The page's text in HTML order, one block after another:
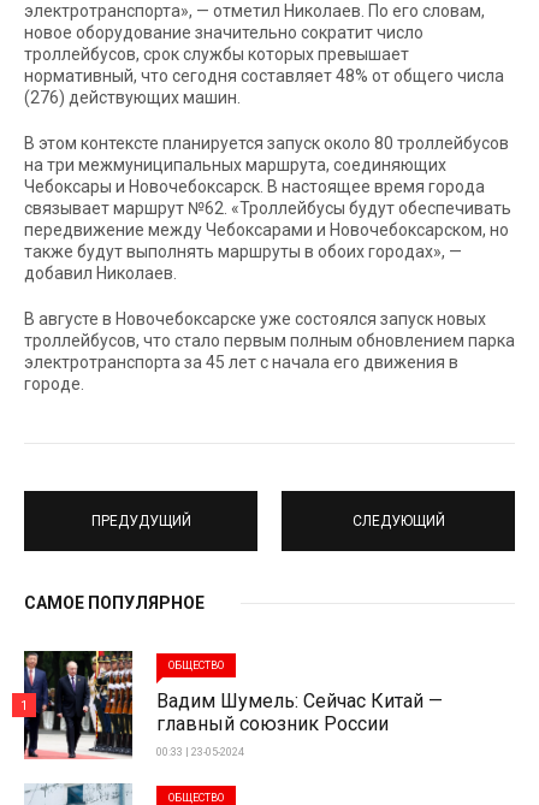
электротранспорта», — отметил Николаев. По его словам,
новое оборудование значительно сократит число
троллейбусов, срок службы которых превышает
нормативный, что сегодня составляет 48% от общего числа
(276) действующих машин.
В этом контексте планируется запуск около 80 троллейбусов
на три межмуниципальных маршрута, соединяющих
Чебоксары и Новочебоксарск. В настоящее время города
связывает маршрут №62. «Троллейбусы будут обеспечивать
передвижение между Чебоксарами и Новочебоксарском, но
также будут выполнять маршруты в обоих городах», —
добавил Николаев.
В августе в Новочебоксарске уже состоялся запуск новых
троллейбусов, что стало первым полным обновлением парка
электротранспорта за 45 лет с начала его движения в
городе.
ПРЕДУДУЩИЙ СЛЕДУЮЩИЙ
САМОЕ ПОПУЛЯРНОЕ
ОБЩЕСТВО
Вадим Шумель: Сейчас Китай —
главный союзник России
00:33 | 23-05-2024
1
ОБЩЕСТВО